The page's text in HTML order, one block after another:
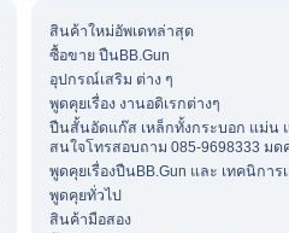
สินค้าใหม่อัพเดทล่าสุด
ซื้อขาย ปืนBB.Gun
อุปกรณ์เสริม ต่าง ๆ
พูดคุยเรื่อง งานอดิเรกต่างๆ
ปืนสั้นอัดแก๊ส เหล็กทั้งกระบอก แม่น
สนใจโทรสอบถาม 085-9698333 มด
พูดคุยเรื่องปืนBB.Gun และ เทคนิการ
พูดคุยทั่วไป
สินค้ามือสอง